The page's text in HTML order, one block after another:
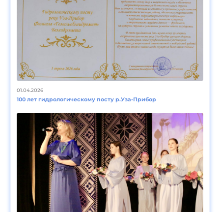
01.04.2026
100 лет гидрологическому посту р.Уза-Прибор